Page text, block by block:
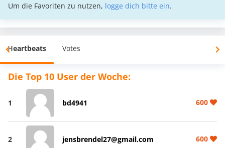
Um die Favoriten zu nutzen, logge dich bitte ein.
Heartbeats Votes
Die Top 10 User der Woche:
1 bd4941 600
2 jensbrendel27@gmail.com 600